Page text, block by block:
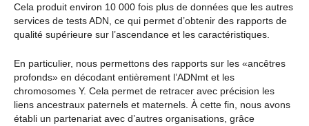
Cela produit environ 10 000 fois plus de données que les autres
services de tests ADN, ce qui permet d’obtenir des rapports de
qualité supérieure sur l’ascendance et les caractéristiques.
En particulier, nous permettons des rapports sur les «ancêtres
profonds» en décodant entièrement l’ADNmt et les
chromosomes Y. Cela permet de retracer avec précision les
liens ancestraux paternels et maternels. À cette fin, nous avons
établi un partenariat avec d’autres organisations, grâce